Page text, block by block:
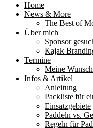
Home
News & More
The Best of
Über mich
Sponsor
Kajak
Termine
Meine
Infos & Artikel
Anleitung
Packliste für
Einsatzgebiete
Paddeln vs.
Regeln für